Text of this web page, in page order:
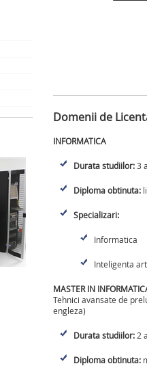
Domenii de
INFORMATICA
Durata studiilor:3
Diploma obtinuta:
Specializari:
Informatica
Inteligenta
MASTER IN
Tehnici avansate de
engleza)
Durata studiilor: 2
Diploma obtinuta: